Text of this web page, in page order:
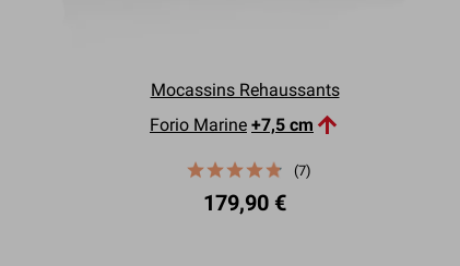
Mocassins Rehaussants
Forio Marine +7,5 cm 
(7)
179,90 €